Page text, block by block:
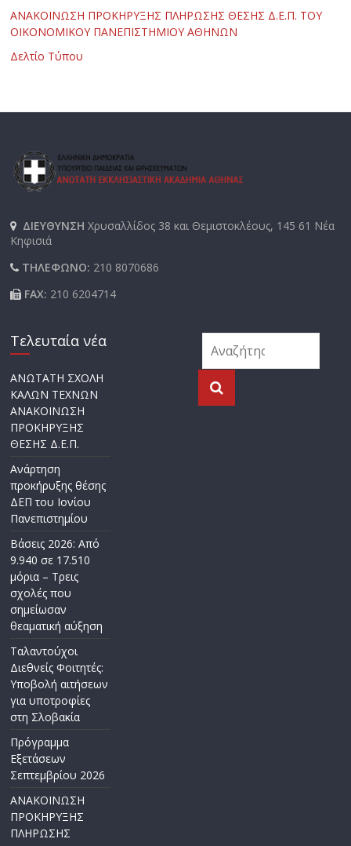
ΑΝΑΚΟΙΝΩΣΗ ΠΡΟΚΗΡΥΞΗΣ ΠΛΗΡΩΣΗΣ ΘΕΣΗΣ Δ.Ε.Π. ΤΟΥ
ΟΙΚΟΝΟΜΙΚΟΥ ΠΑΝΕΠΙΣΤΗΜΙΟΥ ΑΘΗΝΩΝ
Δελτίο Τύπου
ΔΙΕΥΘΥΝΣΗΧρυσαλλίδος 38 και Θεμιστοκλέους, 145 61 Νέα
Κηφισιά
ΤΗΛΕΦΩΝΟ: 210 8070686
FAX: 210 6204714
Τελευταία νέα
ΑΝΩΤΑΤΗ ΣΧΟΛΗ
ΚΑΛΩΝ ΤΕΧΝΩΝ
ΑΝΑΚΟΙΝΩΣΗ
ΠΡΟΚΗΡΥΞΗΣ
ΘΕΣΗΣ Δ.Ε.Π.
Ανάρτηση
προκήρυξης θέσης
ΔΕΠ του Ιονίου
Πανεπιστημίου
Βάσεις 2026: Από
9.940 σε 17.510
μόρια – Τρεις
σχολές που
σημείωσαν
θεαματική αύξηση
Ταλαντούχοι
Διεθνείς Φοιτητές:
Υποβολή αιτήσεων
για υποτροφίες
στη Σλοβακία
Πρόγραμμα
Εξετάσεων
Σεπτεμβρίου 2026
ΑΝΑΚΟΙΝΩΣΗ
ΠΡΟΚΗΡΥΞΗΣ
ΠΛΗΡΩΣΗΣ